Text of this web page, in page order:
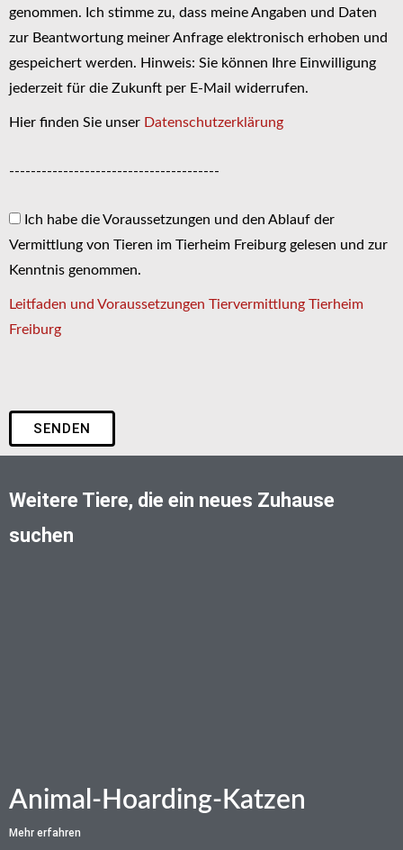
genommen. Ich stimme zu, dass meine Angaben und Daten
zur Beantwortung meiner Anfrage elektronisch erhoben und
gespeichert werden. Hinweis: Sie können Ihre Einwilligung
jederzeit für die Zukunft per E-Mail widerrufen.
Hier finden Sie unser Datenschutzerklärung
---------------------------------------
Ich habe die Voraussetzungen und den Ablauf der
Vermittlung von Tieren im Tierheim Freiburg gelesen und zur
Kenntnis genommen.
Leitfaden und Voraussetzungen Tiervermittlung Tierheim
Freiburg
SENDEN
Weitere Tiere, die ein neues Zuhause
suchen
Animal-Hoarding-Katzen
Mehr erfahren